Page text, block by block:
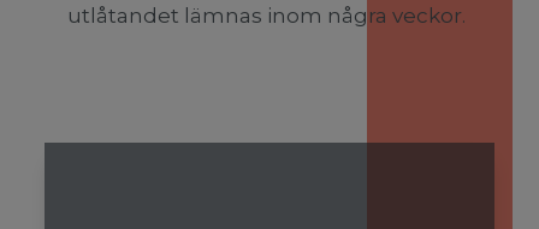
utlåtandet lämnas inom några veckor.